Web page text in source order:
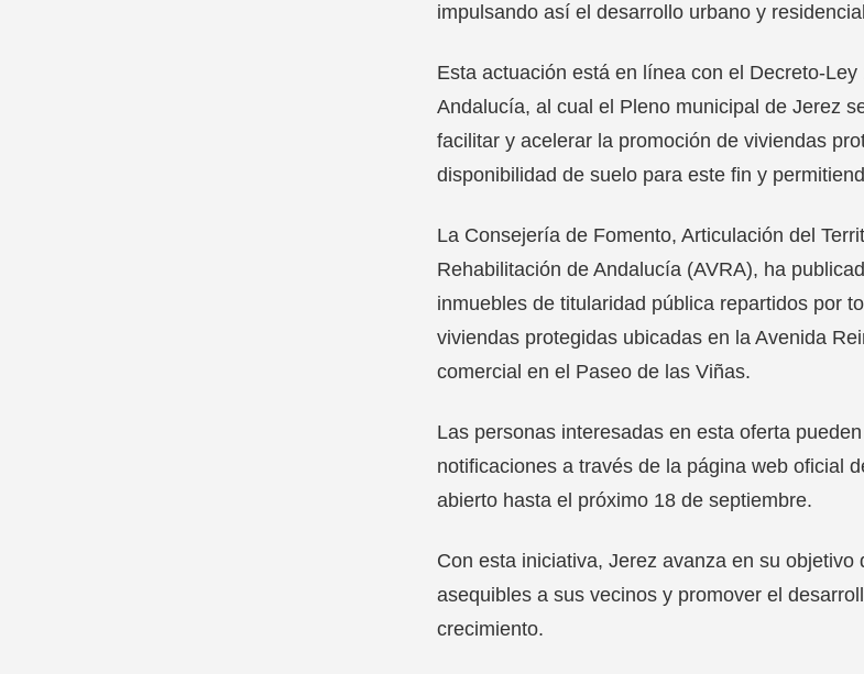
impulsando así el desarrollo urbano y
Esta actuación está en línea con el Decreto-
Andalucía, al cual el Pleno municipal de Jerez
facilitar y acelerar la promoción de viviendas
disponibilidad de suelo para este fin y
La Consejería de Fomento, Articulación del
Rehabilitación de Andalucía (AVRA), ha
inmuebles de titularidad pública repartidos por
viviendas protegidas ubicadas en la Avenida
comercial en el Paseo de las Viñas.
Las personas interesadas en esta oferta
notificaciones a través de la página web oficial
abierto hasta el próximo 18 de septiembre.
Con esta iniciativa, Jerez avanza en su
asequibles a sus vecinos y promover el
crecimiento.